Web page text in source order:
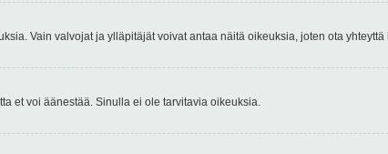
Vain valvojat ja ylläpitäjät voivat antaa näitä oikeuksia, joten ota yhteyttä
et voi äänestää. Sinulla ei ole tarvitavia oikeuksia.